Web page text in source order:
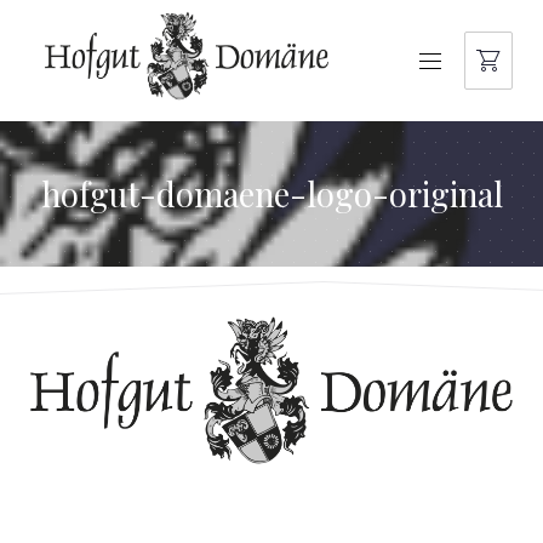
NAVIGATION
hofgut-domaene-logo-original